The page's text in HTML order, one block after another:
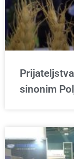
sinonim